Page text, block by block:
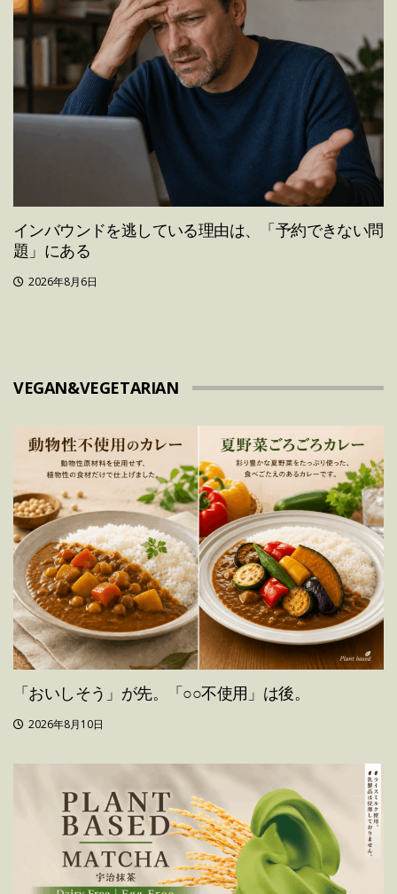
インバウンドを逃している理由は、「予約できない問
題」にある
2026年8月6日
VEGAN&VEGETARIAN
「おいしそう」が先。「○○不使用」は後。
2026年8月10日